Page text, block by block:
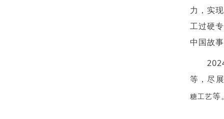
力，实
工过硬
中国故
等，尽
糖工艺等